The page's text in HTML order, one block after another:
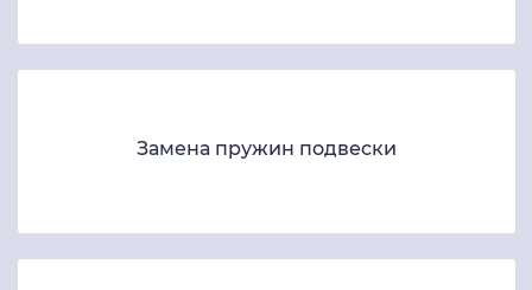
Замена пружин подвески